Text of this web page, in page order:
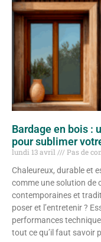
Bardage en bois :
pour sublimer
lundi 13 avril
Pas de
Chaleureux, durable et
comme une solution de
contemporaines et
poser et l’entretenir ?
performances
tout ce qu’il faut savoir